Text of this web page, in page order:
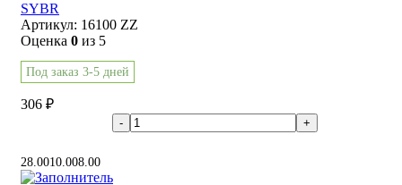
SYBR
Артикул: 16100 ZZ
Оценка 0 из 5
Под заказ 3-5 дней
306 ₽
28.0010.008.00